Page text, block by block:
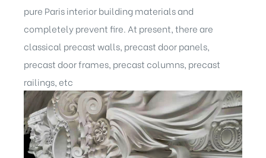
pure Paris interior building materials and
completely prevent fire. At present, there are
classical precast walls, precast door panels,
precast door frames, precast columns, precast
railings, etc